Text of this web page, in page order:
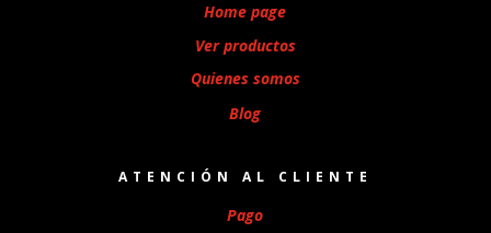
Home page
Ver productos
Quienes somos
Blog
ATENCIÓN AL CLIENTE
Pago